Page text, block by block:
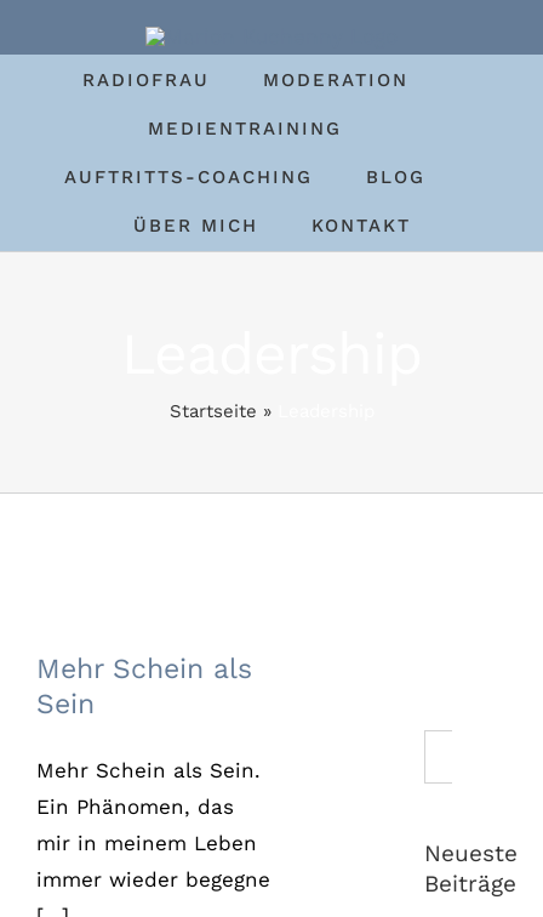
Inhalt
springenRADIOFRAU MODERATION
MEDIENTRAINING
AUFTRITTS-COACHING BLOG
ÜBER MICH KONTAKT
Startseite »
Sein
Mehr Schein als
Sein
Mehr Schein als Sein.
Ein Phänomen, das
mir in meinem Leben
immer wieder begegne
nach:
Neueste
Beiträge